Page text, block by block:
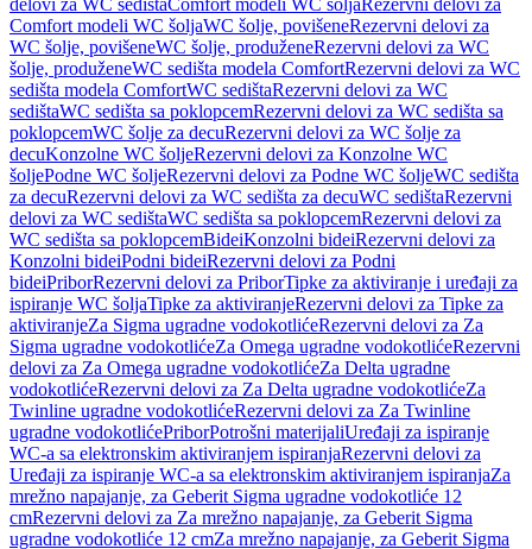
delovi za WC sedištaComfort modeli WC šoljaRezervni delovi za
Comfort modeli WC šoljaWC šolje, povišeneRezervni delovi za
WC šolje, povišeneWC šolje, produženeRezervni delovi za WC
šolje, produženeWC sedišta modela ComfortRezervni delovi za WC
sedišta modela ComfortWC sedištaRezervni delovi za WC
sedištaWC sedišta sa poklopcemRezervni delovi za WC sedišta sa
poklopcemWC šolje za decuRezervni delovi za WC šolje za
decuKonzolne WC šoljeRezervni delovi za Konzolne WC
šoljePodne WC šoljeRezervni delovi za Podne WC šoljeWC sedišta
za decuRezervni delovi za WC sedišta za decuWC sedištaRezervni
delovi za WC sedištaWC sedišta sa poklopcemRezervni delovi za
WC sedišta sa poklopcemBideiKonzolni bideiRezervni delovi za
Konzolni bideiPodni bideiRezervni delovi za Podni
bideiPriborRezervni delovi za PriborTipke za aktiviranje i uređaji za
ispiranje WC šoljaTipke za aktiviranjeRezervni delovi za Tipke za
aktiviranjeZa Sigma ugradne vodokotlićeRezervni delovi za Za
Sigma ugradne vodokotlićeZa Omega ugradne vodokotlićeRezervni
delovi za Za Omega ugradne vodokotlićeZa Delta ugradne
vodokotlićeRezervni delovi za Za Delta ugradne vodokotlićeZa
Twinline ugradne vodokotlićeRezervni delovi za Za Twinline
ugradne vodokotlićePriborPotrošni materijaliUređaji za ispiranje
WC-a sa elektronskim aktiviranjem ispiranjaRezervni delovi za
Uređaji za ispiranje WC-a sa elektronskim aktiviranjem ispiranjaZa
mrežno napajanje, za Geberit Sigma ugradne vodokotliće 12
cmRezervni delovi za Za mrežno napajanje, za Geberit Sigma
ugradne vodokotliće 12 cmZa mrežno napajanje, za Geberit Sigma